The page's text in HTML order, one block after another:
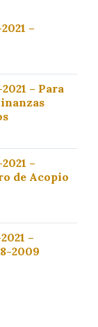
–
– Para
–
de Acopio
–
2009